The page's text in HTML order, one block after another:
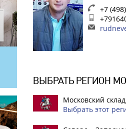
+7
ВЫБРАТЬ РЕГИОН
Московский склад
Выбрать этот